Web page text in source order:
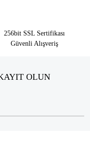
256bit SSL Sertifikası
Güvenli Alışveriş
OLUN